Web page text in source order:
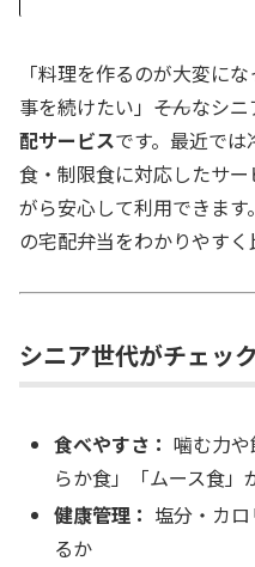
「料理を作るのが大変に
事を続けたい」――そんなシ
配サービスです。最近で
食・制限食に対応したサ
がら安心して利用できま
の宅配弁当をわかりやすく
シニア世代がチェッ
食べやすさ： 噛む力
らか食」「ムース食」
健康管理： 塩分・カ
るか